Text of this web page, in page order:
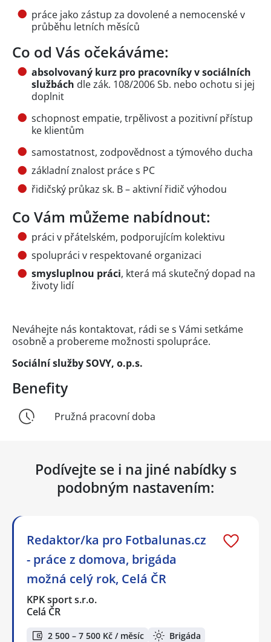
práce jako zástup za dovolené a nemocenské v
průběhu letních měsíců
Co od Vás očekáváme:
absolvovaný kurz pro pracovníky v sociálních
službách dle zák. 108/2006 Sb. nebo ochotu si jej
doplnit
schopnost empatie, trpělivost a pozitivní přístup
ke klientům
samostatnost, zodpovědnost a týmového ducha
základní znalost práce s PC
řidičský průkaz sk. B – aktivní řidič výhodou
Co Vám můžeme nabídnout:
práci v přátelském, podporujícím kolektivu
spolupráci v respektované organizaci
smysluplnou práci, která má skutečný dopad na
životy lidí
Neváhejte nás kontaktovat, rádi se s Vámi setkáme
osobně a probereme možnosti spolupráce.
Sociální služby SOVY, o.p.s.
Benefity
Pružná pracovní doba
Podívejte se i na jiné nabídky s
podobným nastavením:
Redaktor/ka pro Fotbalunas.cz
- práce z domova, brigáda
možná celý rok, Celá ČR
KPK sport s.r.o.
Celá ČR
2 500 – 7 500 Kč / měsíc
Brigáda